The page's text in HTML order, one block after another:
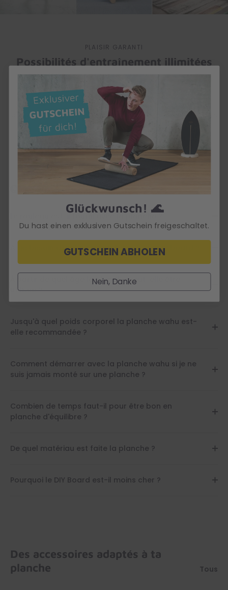
PLAISIR GARANTI
Possibilités d'entraînement illimitées
wahu ? Elle t'offre une variété infinie d'exercices - de
l'entraînement de fitness en sueur à l'entraînement
d'équilibre concentré, en passant par des tricks, des sauts
et des flips cools. Amuse-toi avec !
Questions fréquentes
Le rouleau est-il fourni avec la planche ?
Ai-je besoin d'un tapis pour faire du wahu-board ?
À partir de quel âge la planche peut-elle être
utilisée ?
Jusqu'à quel poids corporel la planche wahu est-
elle recommandée ?
Comment démarrer avec la planche wahu si je ne
suis jamais monté sur une planche ?
Combien de temps faut-il pour être bon en
planche d'équilibre ?
De quel matériau est faite la planche ?
Pourquoi le DIY Board est-il moins cher ?
Des accessoires adaptés à ta
planche
Tous
Glückwunsch! 🌊
Du hast einen exklusiven Gutschein freigeschaltet.
GUTSCHEIN ABHOLEN
Nein, Danke